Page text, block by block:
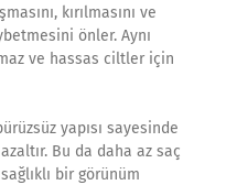
kırılmasını ve
önler. Aynı
ve hassas ciltler için
yapısı sayesinde
Bu da daha az saç
sağlıklı bir görünüm